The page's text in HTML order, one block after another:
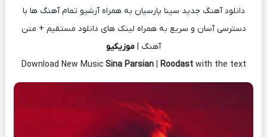
دانلود آهنگ جدید سینا پارسیان به همراه آرشیو تمام آهنگ ها با
دسترسی آسان و سریع به همراه لینک های دانلود مستقیم + متن
آهنگ | موزیکیو
Download New Music Sina Parsian| Roodast with the text